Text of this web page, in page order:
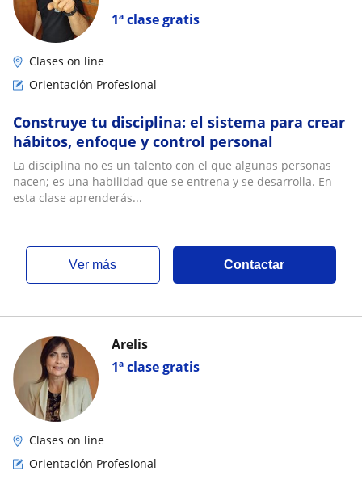
1ª clase gratis
Clases on line
Orientación Profesional
Construye tu disciplina: el sistema para crear
hábitos, enfoque y control personal
La disciplina no es un talento con el que algunas personas
nacen; es una habilidad que se entrena y se desarrolla. En
esta clase aprenderás...
ver más Contactar
1ª clase gratis
Arelis
Clases on line
Orientación Profesional